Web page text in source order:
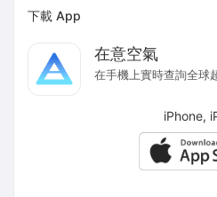
下載 App
在意空氣
在手機上實時查詢全球
iPhone,